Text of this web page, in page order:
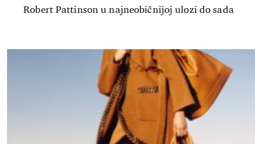
Robert Pattinson u najneobičnijoj ulozi do sada